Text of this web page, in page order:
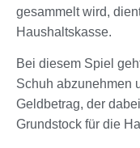
gesammelt wird,
Haushaltskasse.
Bei diesem Spiel
Schuh abzunehmen
Geldbetrag, der
Grundstock für die